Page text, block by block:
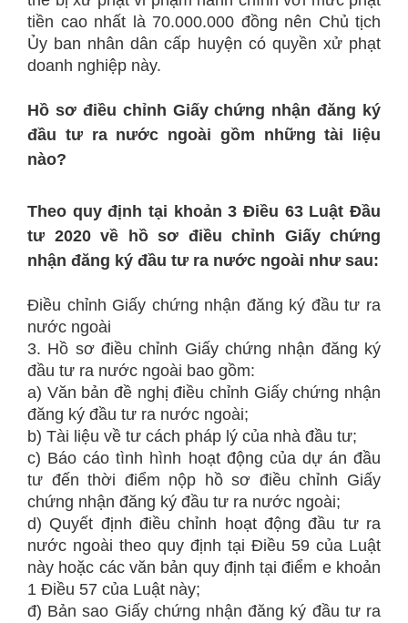
tiền cao nhất là 70.000.000 đồng nên Chủ tịch
Ủy ban nhân dân cấp huyện có quyền xử phạt
doanh nghiệp này.
Hồ sơ điều chỉnh Giấy chứng nhận đăng ký
đầu tư ra nước ngoài gồm những tài liệu
nào?
Theo quy định tại khoản 3 Điều 63 Luật Đầu
tư 2020 về hồ sơ điều chỉnh Giấy chứng
nhận đăng ký đầu tư ra nước ngoài như sau:
Điều chỉnh Giấy chứng nhận đăng ký đầu tư ra
nước ngoài
3. Hồ sơ điều chỉnh Giấy chứng nhận đăng ký
đầu tư ra nước ngoài bao gồm:
a) Văn bản đề nghị điều chỉnh Giấy chứng nhận
đăng ký đầu tư ra nước ngoài;
b) Tài liệu về tư cách pháp lý của nhà đầu tư;
c) Báo cáo tình hình hoạt động của dự án đầu
tư đến thời điểm nộp hồ sơ điều chỉnh Giấy
chứng nhận đăng ký đầu tư ra nước ngoài;
d) Quyết định điều chỉnh hoạt động đầu tư ra
nước ngoài theo quy định tại Điều 59 của Luật
này hoặc các văn bản quy định tại điểm e khoản
1 Điều 57 của Luật này;
đ) Bản sao Giấy chứng nhận đăng ký đầu tư ra